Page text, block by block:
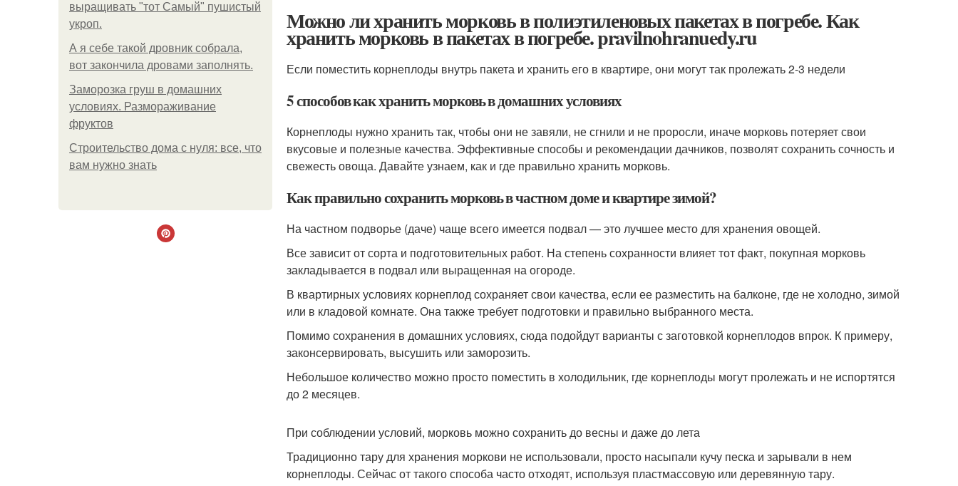
выращивать "тот Самый" пушистый
укроп.
А я себе такой дровник собрала,
вот закончила дровами заполнять.
Заморозка груш в домашних
условиях. Размораживание
фруктов
Строительство дома с нуля: все, что
вам нужно знать
Можно ли хранить морковь в полиэтиленовых пакетах в погребе. Как
хранить морковь в пакетах в погребе. pravilnohranuedy.ru
Если поместить корнеплоды внутрь пакета и хранить его в квартире, они могут так пролежать 2-3 недели
5 способов как хранить морковь в домашних условиях
Корнеплоды нужно хранить так, чтобы они не завяли, не сгнили и не проросли, иначе морковь потеряет свои
вкусовые и полезные качества. Эффективные способы и рекомендации дачников, позволят сохранить сочность и
свежесть овоща. Давайте узнаем, как и где правильно хранить морковь.
Как правильно сохранить морковь в частном доме и квартире зимой?
На частном подворье (даче) чаще всего имеется подвал — это лучшее место для хранения овощей.
Все зависит от сорта и подготовительных работ. На степень сохранности влияет тот факт, покупная морковь
закладывается в подвал или выращенная на огороде.
В квартирных условиях корнеплод сохраняет свои качества, если ее разместить на балконе, где не холодно, зимой
или в кладовой комнате. Она также требует подготовки и правильно выбранного места.
Помимо сохранения в домашних условиях, сюда подойдут варианты с заготовкой корнеплодов впрок. К примеру,
законсервировать, высушить или заморозить.
Небольшое количество можно просто поместить в холодильник, где корнеплоды могут пролежать и не испортятся
до 2 месяцев.
При соблюдении условий, морковь можно сохранить до весны и даже до лета
Традиционно тару для хранения моркови не использовали, просто насыпали кучу песка и зарывали в нем
корнеплоды. Сейчас от такого способа часто отходят, используя пластмассовую или деревянную тару.